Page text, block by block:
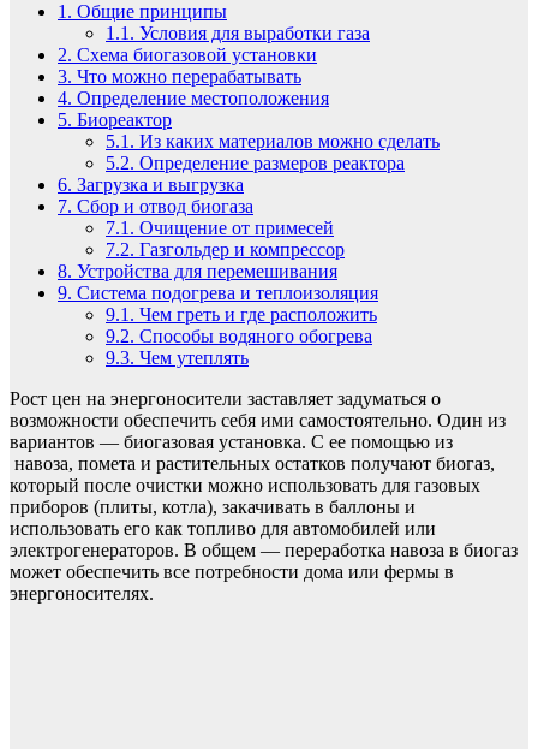
1. Общие принципы
1.1. Условия для выработки газа
2. Схема биогазовой установки
3. Что можно перерабатывать
4. Определение местоположения
5. Биореактор
5.1. Из каких материалов можно сделать
5.2. Определение размеров реактора
6. Загрузка и выгрузка
7. Сбор и отвод биогаза
7.1. Очищение от примесей
7.2. Газгольдер и компрессор
8. Устройства для перемешивания
9. Система подогрева и теплоизоляция
9.1. Чем греть и где расположить
9.2. Способы водяного обогрева
9.3. Чем утеплять
Рост цен на энергоносители заставляет задуматься о
возможности обеспечить себя ими самостоятельно. Один из
вариантов — биогазовая установка. С ее помощью из
навоза, помета и растительных остатков получают биогаз,
который после очистки можно использовать для газовых
приборов (плиты, котла), закачивать в баллоны и
использовать его как топливо для автомобилей или
электрогенераторов. В общем — переработка навоза в биогаз
может обеспечить все потребности дома или фермы в
энергоносителях.